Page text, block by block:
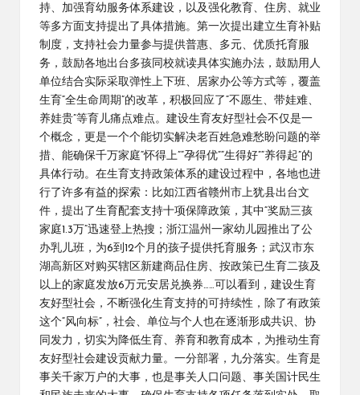
持、加强育幼服务体系建设，以及强化教育、住房、就业
等多方面支持提出了具体措施。第一次提出建立生育补贴
制度，支持社会力量参与提供普惠、多元、优质托育服
务，鼓励各地出台多孩同校就读具体实施办法，鼓励用人
单位结合实际采取弹性上下班、居家办公等方式等，覆盖
生育“全生命周期”的改革，积极回应了“不愿生、带娃难、
养娃贵”等育儿痛点难点。建设生育友好型社会不仅是一
个概念，更是一个个能切实解决老百姓急难愁盼问题的举
措、能确保千万家庭“怀得上”“孕得优”“生得好”“养得起”的
具体行动。在生育支持政策体系的建设过程中，各地也进
行了许多有益的探索：比如江西省赣州市上犹县出台文
件，提出了生育配套支持十项保障政策，其中“奖励三孩
家庭1.3万”迅速登上热搜；浙江温州一家幼儿园推出了公
办乳儿班，为6到12个月的孩子提供托育服务；武汉市东
湖高新区对购买辖区新建商品住房、按政策已生育二孩及
以上的家庭发放6万元安居兑换券……可以看到，建设生育
友好型社会，不断强化生育支持的可持续性，除了有政策
这个“风向标”，社会、单位与个人也在逐渐形成共识、协
同发力，切实为降低生育、养育和教育成本，为推动生育
友好型社会建设贡献力量。一分部署，九分落实。生育是
事关千家万户的大事，也是事关人口问题、事关国计民生